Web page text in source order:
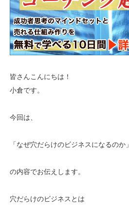
皆さんこんにちは！
小倉です。
今回は、
「なぜ穴だらけのビジネスになるのか」
の内容でお伝えします。
穴だらけのビジネスとは